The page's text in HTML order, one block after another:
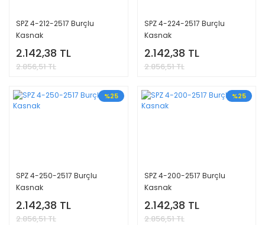
SPZ 4-212-2517 Burçlu
Kasnak
2.142,38 TL
2.856,51 TL
SPZ 4-224-2517 Burçlu
Kasnak
2.142,38 TL
2.856,51 TL
%25
SPZ 4-250-2517 Burçlu
Kasnak
2.142,38 TL
2.856,51 TL
%25
SPZ 4-200-2517 Burçlu
Kasnak
2.142,38 TL
2.856,51 TL